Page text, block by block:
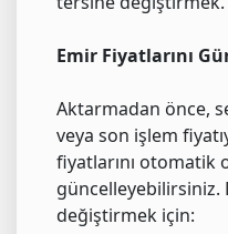
Emir Fiyatlarını
Aktarmadan önce,
veya son işlem
fiyatlarını otomatik
değiştirmek için: